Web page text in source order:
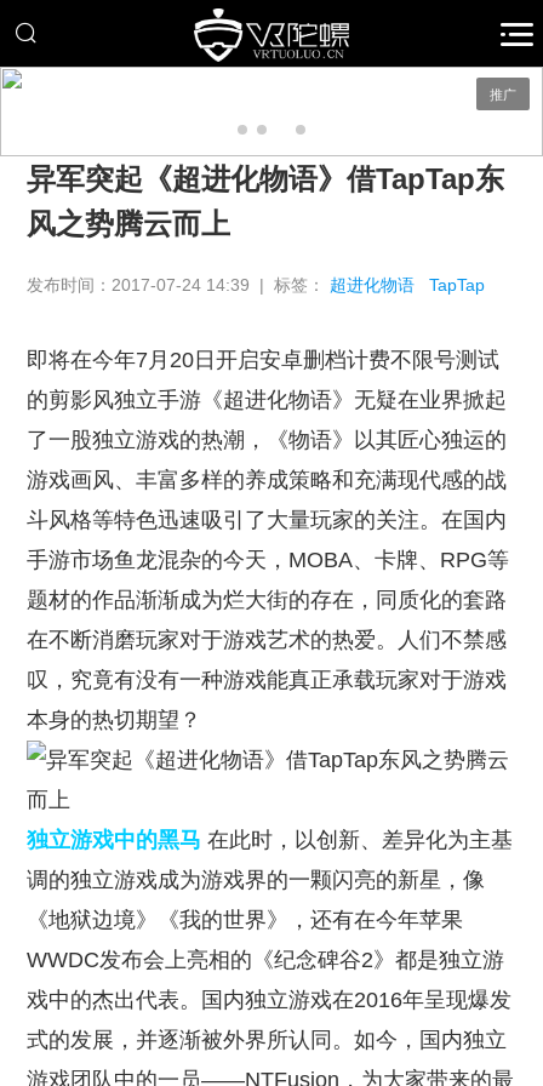
推广
异军突起《超进化物语》借TapTap东
风之势腾云而上
发布时间：2017-07-24 14:39 | 标签： 超进化物语 TapTap
即将在今年7月20日开启安卓删档计费不限号测试
的剪影风独立手游《超进化物语》无疑在业界掀起
了一股独立游戏的热潮，《物语》以其匠心独运的
游戏画风、丰富多样的养成策略和充满现代感的战
斗风格等特色迅速吸引了大量玩家的关注。在国内
手游市场鱼龙混杂的今天，MOBA、卡牌、RPG等
题材的作品渐渐成为烂大街的存在，同质化的套路
在不断消磨玩家对于游戏艺术的热爱。人们不禁感
叹，究竟有没有一种游戏能真正承载玩家对于游戏
本身的热切期望？
独立游戏中的黑马 在此时，以创新、差异化为主基
调的独立游戏成为游戏界的一颗闪亮的新星，像
《地狱边境》《我的世界》，还有在今年苹果
WWDC发布会上亮相的《纪念碑谷2》都是独立游
戏中的杰出代表。国内独立游戏在2016年呈现爆发
式的发展，并逐渐被外界所认同。如今，国内独立
游戏团队中的一员——NTFusion，为大家带来的最